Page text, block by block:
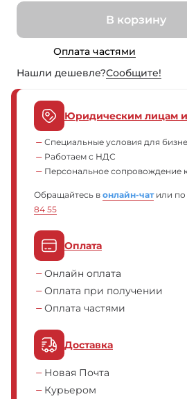
В корзину
Оплата частями
Нашли дешевле?Сообщите!
Юридическим лицам
Специальные условия для
Работаем с НДС
Персональное сопровождение
Обращайтесь в онлайн-чатили по
84 55
Оплата
Онлайн оплата
Оплата при получении
Оплата частями
Доставка
Новая Почта
Курьером